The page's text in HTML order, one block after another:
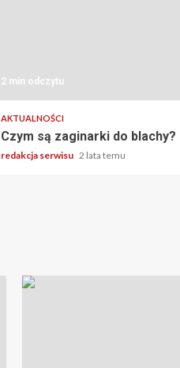
2 min odczytu
AKTUALNOŚCI
Czym są zaginarki do blachy?
redakcja serwisu 2 lata temu